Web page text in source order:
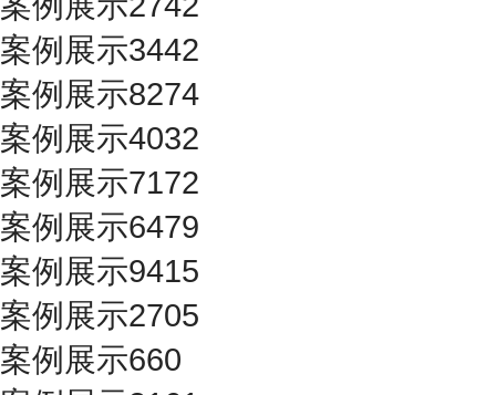
案例展示3442
案例展示8274
案例展示4032
案例展示7172
案例展示6479
案例展示9415
案例展示2705
案例展示660